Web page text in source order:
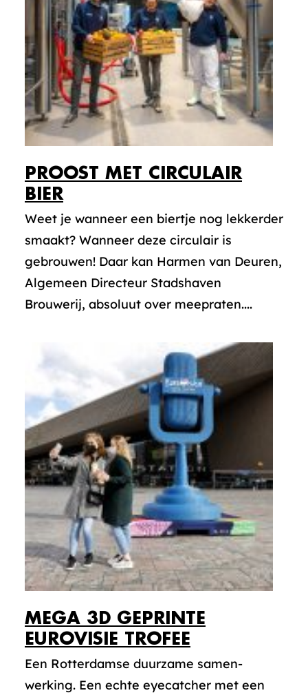
PROOST MET CIRCULAIR
BIER
Weet je wanneer een biertje nog lekkerder
smaakt? Wanneer deze circulair is
gebrouwen! Daar kan Harmen van Deuren,
Algemeen Directeur Stadshaven
Brouwerij, absoluut over meepraten....
MEGA 3D GEPRINTE
EUROVISIE TROFEE
Een Rotterdamse duurzame samen-
werking. Een echte eyecatcher met een